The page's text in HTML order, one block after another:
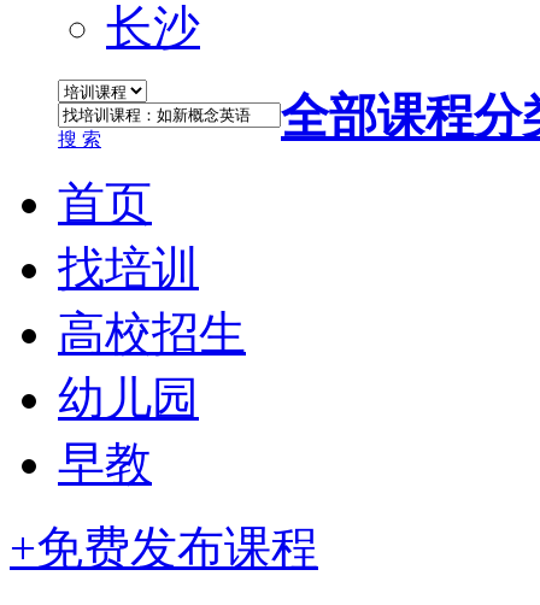
长沙
搜 索 全部课程分
首页
找培训
高校招生
幼儿园
早教
+免费发布课程